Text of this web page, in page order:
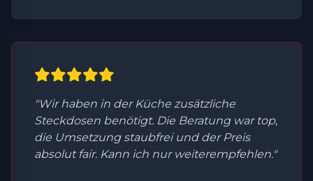
"Wir haben in der Küche zusätzliche
Steckdosen benötigt. Die Beratung war top,
die Umsetzung staubfrei und der Preis
absolut fair. Kann ich nur weiterempfehlen."